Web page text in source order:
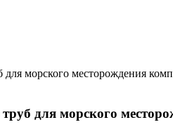
для морского